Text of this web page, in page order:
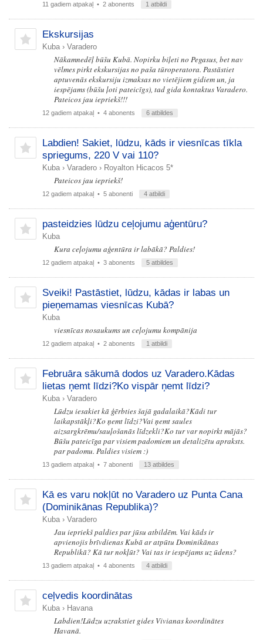
11 gadiem atpakaļ • 2 abonents 1 atbildi
Ekskursijas
Kuba › Varadero
Nākamnedēļ būšu Kubā. Nopirku biļeti no Pegasus, bet nav
vēlmes pirkt ekskursijas no paša tūroperatora. Pastāstiet
aptuvenās ekskursiju izmaksas no vietējiem gidiem un, ja
iespējams (būšu ļoti pateicīgs), tad gida kontaktus Varadero.
Pateicos jau iepriekš!!!
12 gadiem atpakaļ • 4 abonents 6 atbildes
Labdien! Sakiet, lūdzu, kāds ir viesnīcas tīkla
spriegums, 220 V vai 110?
Kuba › Varadero › Royalton Hicacos 5*
Pateicos jau iepriekš!
12 gadiem atpakaļ • 5 abonenti 4 atbildi
pasteidzies lūdzu ceļojumu aģentūru?
Kuba
Kura ceļojumu aģentūra ir labākā? Paldies!
12 gadiem atpakaļ • 3 abonents 5 atbildes
Sveiki! Pastāstiet, lūdzu, kādas ir labas un
pieņemamas viesnīcas Kubā?
Kuba
viesnīcas nosaukums un ceļojumu kompānija
12 gadiem atpakaļ • 2 abonents 1 atbildi
Februāra sākumā dodos uz Varadero.Kādas
lietas ņemt līdzi?Ko vispār ņemt līdzi?
Kuba › Varadero
Lūdzu iesakiet kā ģērbties šajā gadalaikā?Kādi tur
laikapstākļi?Ko ņemt līdzi?Vai ņemt saules
aizsargkrēmu/sauļošanās līdzekli?Ko tur var nopirkt mājās?
Būšu pateicīga par visiem padomiem un detalizētu apraksts.
par padomu. Paldies visiem :)
13 gadiem atpakaļ • 7 abonenti 13 atbildes
Kā es varu nokļūt no Varadero uz Punta Cana
(Dominikānas Republika)?
Kuba › Varadero
Jau iepriekš paldies par jūsu atbildēm. Vai kāds ir
apvienojis brīvdienas Kubā ar atpūtu Dominikānas
Republikā? Kā tur nokļūt? Vai tas ir iespējams uz ūdens?
13 gadiem atpakaļ • 4 abonents 4 atbildi
ceļvedis koordinātas
Kuba › Havana
Labdien!Lūdzu uzrakstiet gides Vivianas koordinātes
Havanā.